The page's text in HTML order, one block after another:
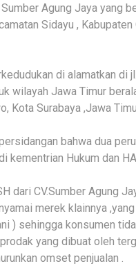
Agung Jaya yang
Sidayu ,
di alamatkan di
wilayah Jawa Timur
Kota Surabaya ,Jawa
bahwa dua
kementrian Hukum dan
dari CV.Sumber Agung
merek klainnya
) sehingga konsumen
yang dibuat oleh
omset penjualan .